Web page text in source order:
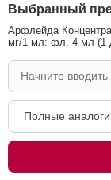
Выбранный
Арфлейда
мг/1 мл: фл. 4 мл (1